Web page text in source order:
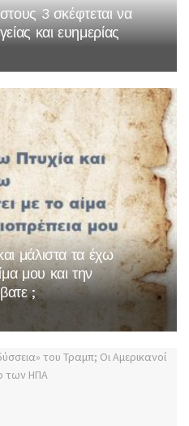
3 σκέφτεται να
και ευημερίας
μάλιστα τα έχω
μου και την
;